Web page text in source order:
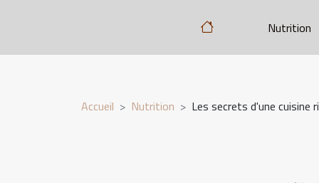
Nutrition
Accueil Nutrition Les secrets d'une cuisine